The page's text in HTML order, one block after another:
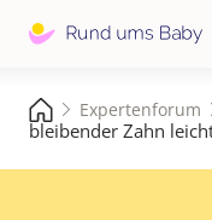
Expertenforum
bleibender Zahn